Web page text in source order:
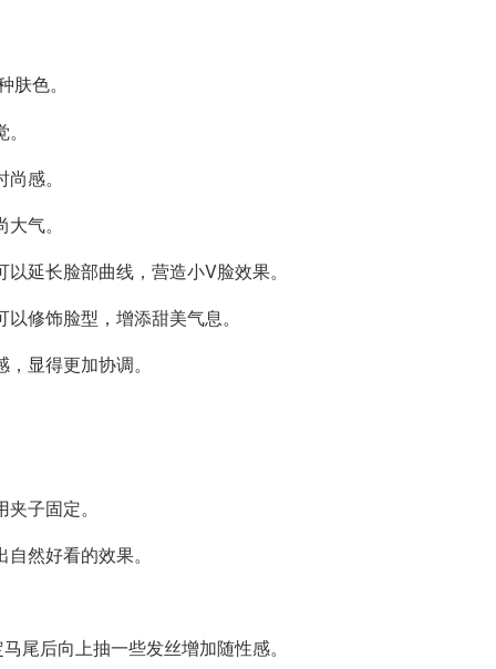
色。
感。
气。
延长脸部曲线，营造小V脸效果。
修饰脸型，增添甜美气息。
显得更加协调。
子固定。
然好看的效果。
尾后向上抽一些发丝增加随性感。